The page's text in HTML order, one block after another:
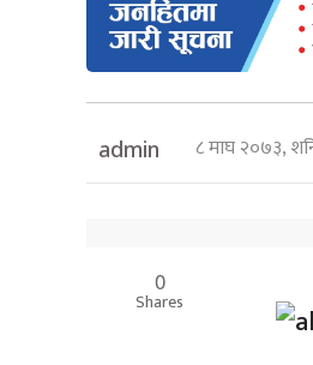
admin ८ माघ २०७३,
0
Shares